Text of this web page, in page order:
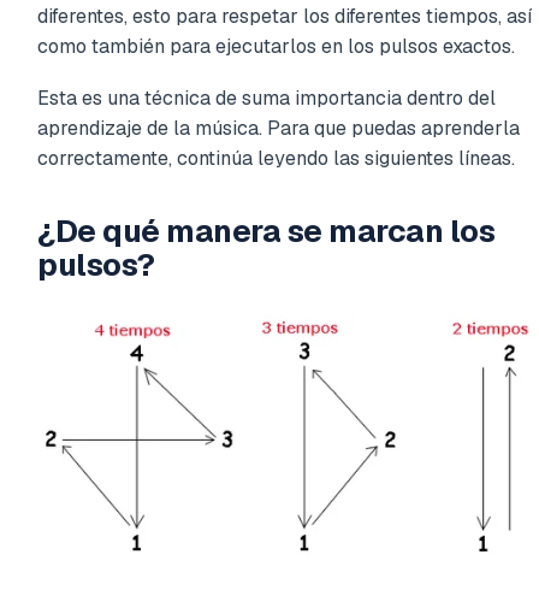
diferentes, esto para respetar los diferentes tiempos, así
como también para ejecutarlos en los pulsos exactos.
Esta es una técnica de suma importancia dentro del
aprendizaje de la música. Para que puedas aprenderla
correctamente, continúa leyendo las siguientes líneas.
¿De qué manera se marcan los
pulsos?